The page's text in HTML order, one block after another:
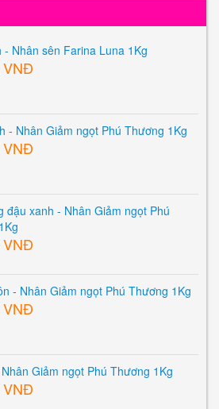
- Nhân sên Farina Luna 1Kg
VNĐ
- Nhân Giảm ngọt Phú Thương 1Kg
VNĐ
đậu xanh - Nhân Giảm ngọt Phú
VNĐ
- Nhân Giảm ngọt Phú Thương 1Kg
VNĐ
Giảm ngọt Phú Thương 1Kg
VNĐ